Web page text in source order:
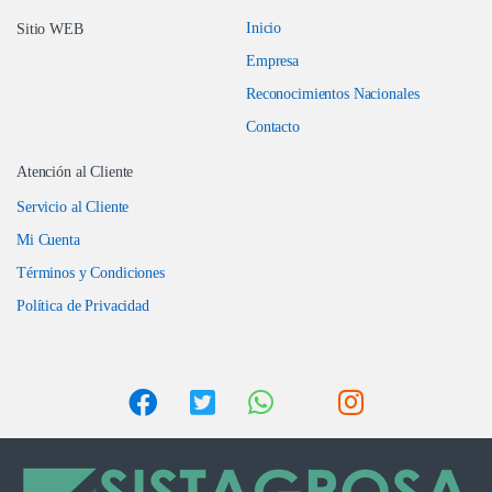
Sitio WEB
Inicio
Empresa
Reconocimientos Nacionales
Contacto
Atención al Cliente
Servicio al Cliente
Mi Cuenta
Términos y Condiciones
Política de Privacidad